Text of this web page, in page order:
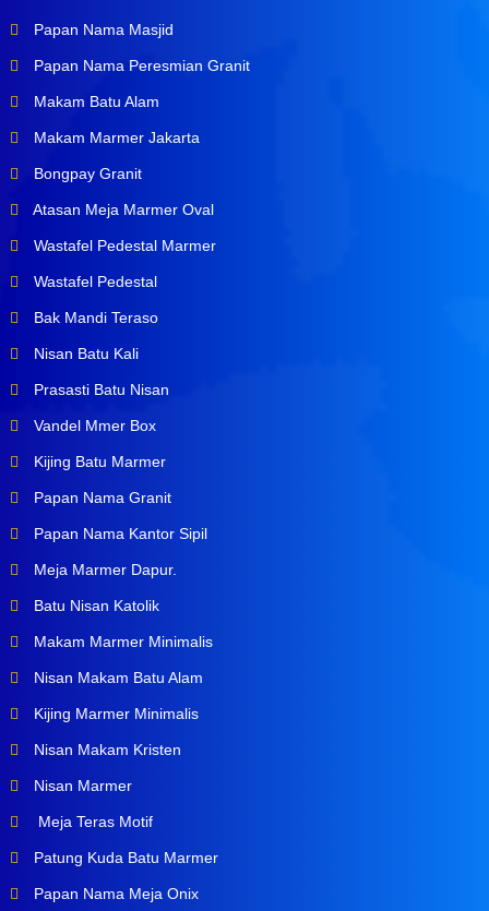
Papan Nama Masjid
Papan Nama Peresmian Granit
Makam Batu Alam
Makam Marmer Jakarta
Bongpay Granit
Atasan Meja Marmer Oval
Wastafel Pedestal Marmer
Wastafel Pedestal
Bak Mandi Teraso
Nisan Batu Kali
Prasasti Batu Nisan
Vandel Mmer Box
Kijing Batu Marmer
Papan Nama Granit
Papan Nama Kantor Sipil
Meja Marmer Dapur.
Batu Nisan Katolik
Makam Marmer Minimalis
Nisan Makam Batu Alam
Kijing Marmer Minimalis
Nisan Makam Kristen
Nisan Marmer
Meja Teras Motif
Patung Kuda Batu Marmer
Papan Nama Meja Onix